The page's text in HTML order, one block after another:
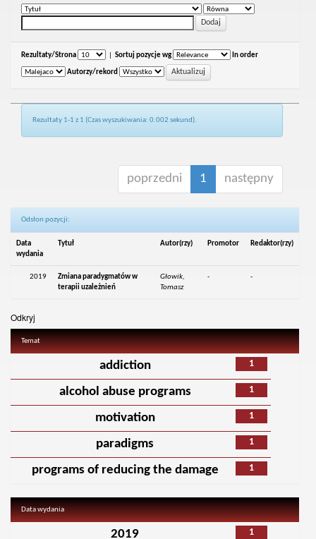
Rezultaty/Strona Sortuj pozycje wg In order
Autorzy/rekord
Rezultaty 1-1 z 1 (Czas wyszukiwania: 0.002 sekund).
poprzedni 1 następny
Odsłon pozycji:
Data
wydania
Tytuł Autor(rzy) Promotor Redaktor(rzy)
2019
Zmiana paradygmatów w
terapii uzależnień
Głowik,
Tomasz
- -
Odkryj
Temat
1
addiction
1
alcohol abuse programs
1
motivation
1
paradigms
1
programs of reducing the damage
Data wydania
1
2019